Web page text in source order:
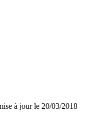
à jour le 20/03/2018